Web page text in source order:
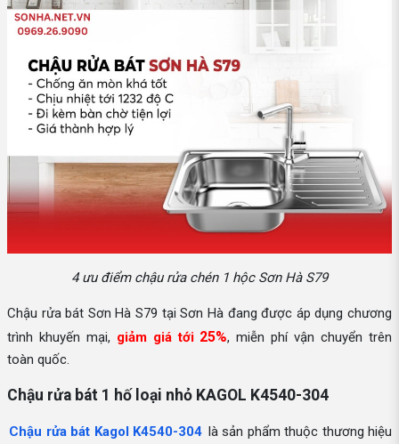
4 ưu điểm chậu rửa chén 1 hộc Sơn Hà S79
Chậu rửa bát Sơn Hà S79 tại Sơn Hà đang được áp dụng chương
trình khuyến mại, giảm giá tới 25%, miễn phí vận chuyển trên
toàn quốc.
Chậu rửa bát 1 hố loại nhỏ KAGOL K4540-304
Chậu rửa bát Kagol K4540-304 là sản phẩm thuộc thương hiệu